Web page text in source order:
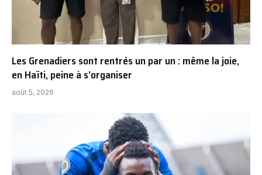
Les Grenadiers sont rentrés un par un : même la joie,
en Haïti, peine à s’organiser
août 5, 2026